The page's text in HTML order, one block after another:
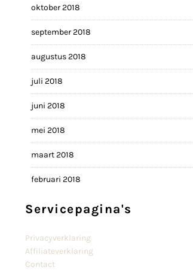
oktober 2018
september 2018
augustus 2018
juli 2018
juni 2018
mei 2018
maart 2018
februari 2018
Servicepagina's
Privacyverklaring
Affiliateverklaring
Contact